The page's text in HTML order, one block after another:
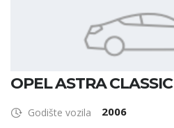
OPEL ASTRA CLASSIC
Godište vozila 2006